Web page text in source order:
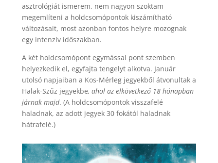
asztrológiát ismerem, nem nagyon szoktam
megemlíteni a holdcsomópontok kiszámítható
változásait, most azonban fontos helyre mozognak
egy intenzív időszakban.
A két holdcsomópont egymással pont szemben
helyezkedik el, egyfajta tengelyt alkotva. Január
utolsó napjaiban a Kos-Mérleg jegyekből átvonultak a
Halak-Szűz jegyekbe, ahol az elkövetkező 18 hónapban
járnak majd. (A holdcsomópontok visszafelé
haladnak, az adott jegyek 30 fokától haladnak
hátrafelé.)